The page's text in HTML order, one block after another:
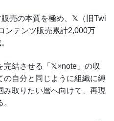
売の本質を極め、𝕏（旧Twi
ンテンツ販売累計2,000万
完結させる「𝕏×note」の収
の自分と同じように組織に縛
み取りたい層へ向けて、再現